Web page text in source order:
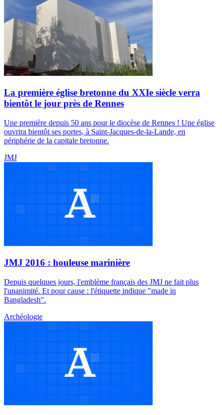
La première église bretonne du XXIe siècle verra
bientôt le jour près de Rennes
Une première depuis 50 ans pour le diocèse de Rennes ! Une église
ouvrira bientôt ses portes, à Saint-Jacques-de-la-Lande, en
périphérie de la capitale bretonne.
JMJ
JMJ 2016 : houleuse marinière
Depuis quelques jours, l'emblème français des JMJ ne fait plus
l'unanimité. Et pour cause : l'étiquette indique "made in
Bangladesh".
Archéologie